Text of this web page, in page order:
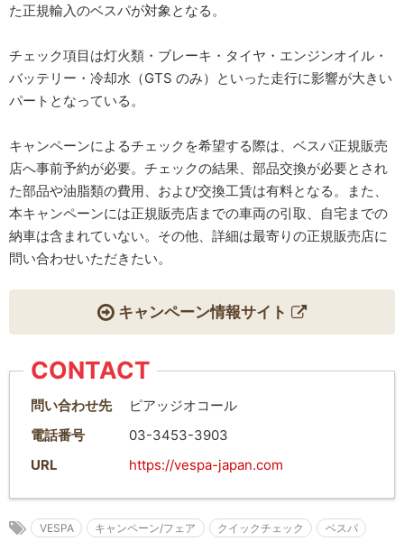
た正規輸入のベスパが対象となる。
チェック項目は灯火類・ブレーキ・タイヤ・エンジンオイル・
バッテリー・冷却水（GTS のみ）といった走行に影響が大きい
パートとなっている。
キャンペーンによるチェックを希望する際は、ベスパ正規販売
店へ事前予約が必要。チェックの結果、部品交換が必要とされ
た部品や油脂類の費用、および交換工賃は有料となる。また、
本キャンペーンには正規販売店までの車両の引取、自宅までの
納車は含まれていない。その他、詳細は最寄りの正規販売店に
問い合わせいただきたい。
キャンペーン情報サイト
CONTACT
問い合わせ先
ピアッジオコール
電話番号
03-3453-3903
URL
https://vespa-japan.com
VESPA キャンペーン/フェア クイックチェック
ベスパ